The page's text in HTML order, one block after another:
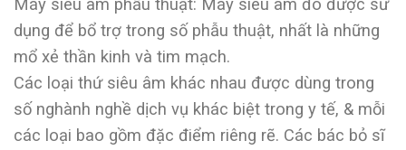
dụng để bổ trợ trong số phẫu thuật, nhất là những
mổ xẻ thần kinh và tim mạch.
Các loại thứ siêu âm khác nhau được dùng trong
số nghành nghề dịch vụ khác biệt trong y tế, & mỗi
các loại bao gồm đặc điểm riêng rẽ. Các bác bỏ sĩ